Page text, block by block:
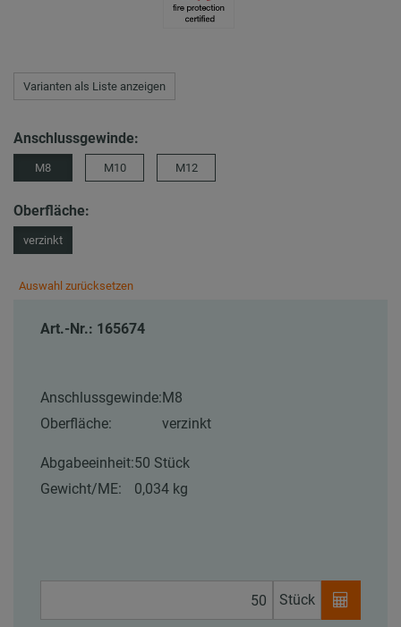
Varianten als Liste anzeigen
Anschlussgewinde:
M8 M10 M12
Oberfläche:
verzinkt
Auswahl zurücksetzen
Art.-Nr.: 165674
Anschlussgewinde:M8
Oberfläche:
verzinkt
Abgabeeinheit:50 Stück
Gewicht/ME:
0,034 kg
Stück